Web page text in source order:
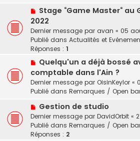
a
g
e
a
u
m
e
s
s
a
g
e
N
o
v
e
a
u
m
e
s
a
g
e
Stage “Game Master“ au
2022
Dernier message par avan « 05
Publié dans Actualités et
Réponses : 1
N
o
v
a
u
m
e
Quelqu'un a déjà bossé
comptable dans l'Ain ?
Dernier message par OisinKeylor «
Publié dans Remarques / Open
N
o
u
v
Gestion de studio
Dernier message par DavidOrbit «
Publié dans Remarques / Open
Réponses : 2